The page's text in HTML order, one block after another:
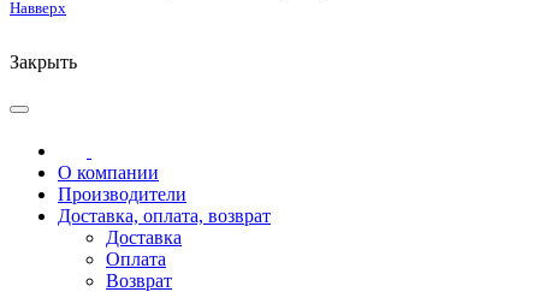
Навверх
Закрыть
О компании
Производители
Доставка, оплата, возврат
Доставка
Оплата
Возврат